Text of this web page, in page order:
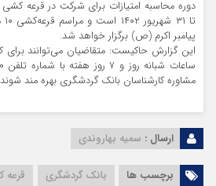
پیامبر اکرم (ص) برگزار خواهد شد.
این گزارش حاکیست: متقاضیان می‌توانند برای
مشاوره کارشناسان بانک گردشگری بهره مند
ارسال : سمیه بهاروندی
برچسب ها بانک گردشگری قرعه